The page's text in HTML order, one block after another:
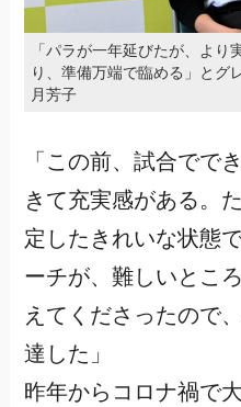
「パラが一年延びたが、より
り、準備万端で臨める」と
月芳子
「この前、試合でで
きて充実感がある。
定したきれいな状態
ーチが、難しいとこ
えてくださったので
達した」
昨年からコロナ禍で